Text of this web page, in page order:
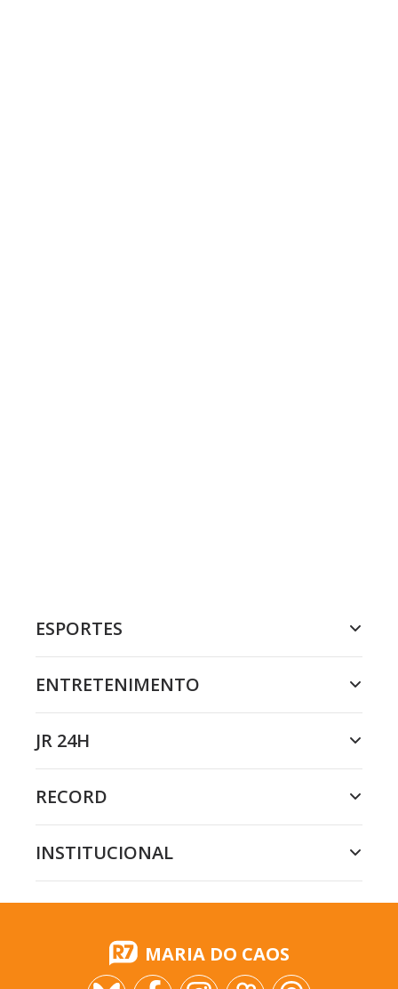
ESPORTES
ENTRETENIMENTO
JR 24H
RECORD
INSTITUCIONAL
MARIA DO CAOS